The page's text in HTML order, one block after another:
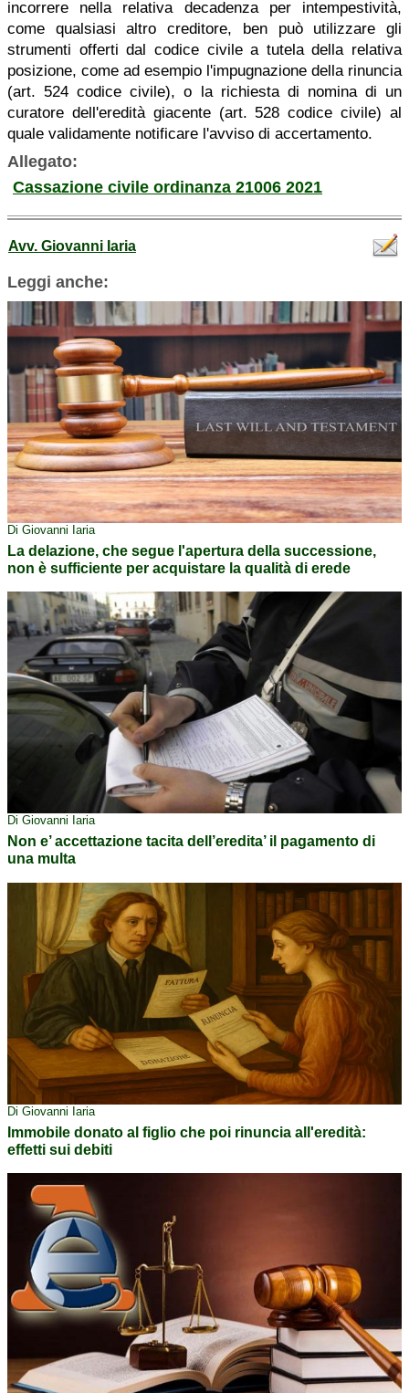
incorrere nella relativa decadenza per intempestività,
come qualsiasi altro creditore, ben può utilizzare gli
strumenti offerti dal codice civile a tutela della relativa
posizione, come ad esempio l'impugnazione della rinuncia
(art. 524 codice civile), o la richiesta di nomina di un
curatore dell'eredità giacente (art. 528 codice civile) al
quale validamente notificare l'avviso di accertamento.
Allegato:
Cassazione civile ordinanza 21006 2021
Avv. Giovanni Iaria
Leggi anche:
Di Giovanni Iaria
La delazione, che segue l'apertura della successione,
non è sufficiente per acquistare la qualità di erede
Di Giovanni Iaria
Non e’ accettazione tacita dell’eredita’ il pagamento di
una multa
Di Giovanni Iaria
Immobile donato al figlio che poi rinuncia all'eredità:
effetti sui debiti